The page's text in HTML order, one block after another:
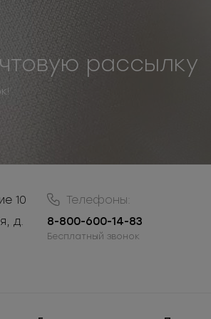
рассылку
10
д.
Телефоны:
8-800-600-14-83
Бесплатный звонок